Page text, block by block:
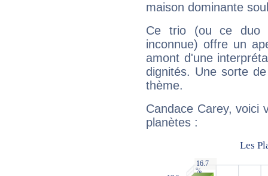
maison dominante
Ce trio (ou ce duo
inconnue) offre un
amont d'une
dignités. Une sorte
thème.
Candace Carey, voici
planètes :